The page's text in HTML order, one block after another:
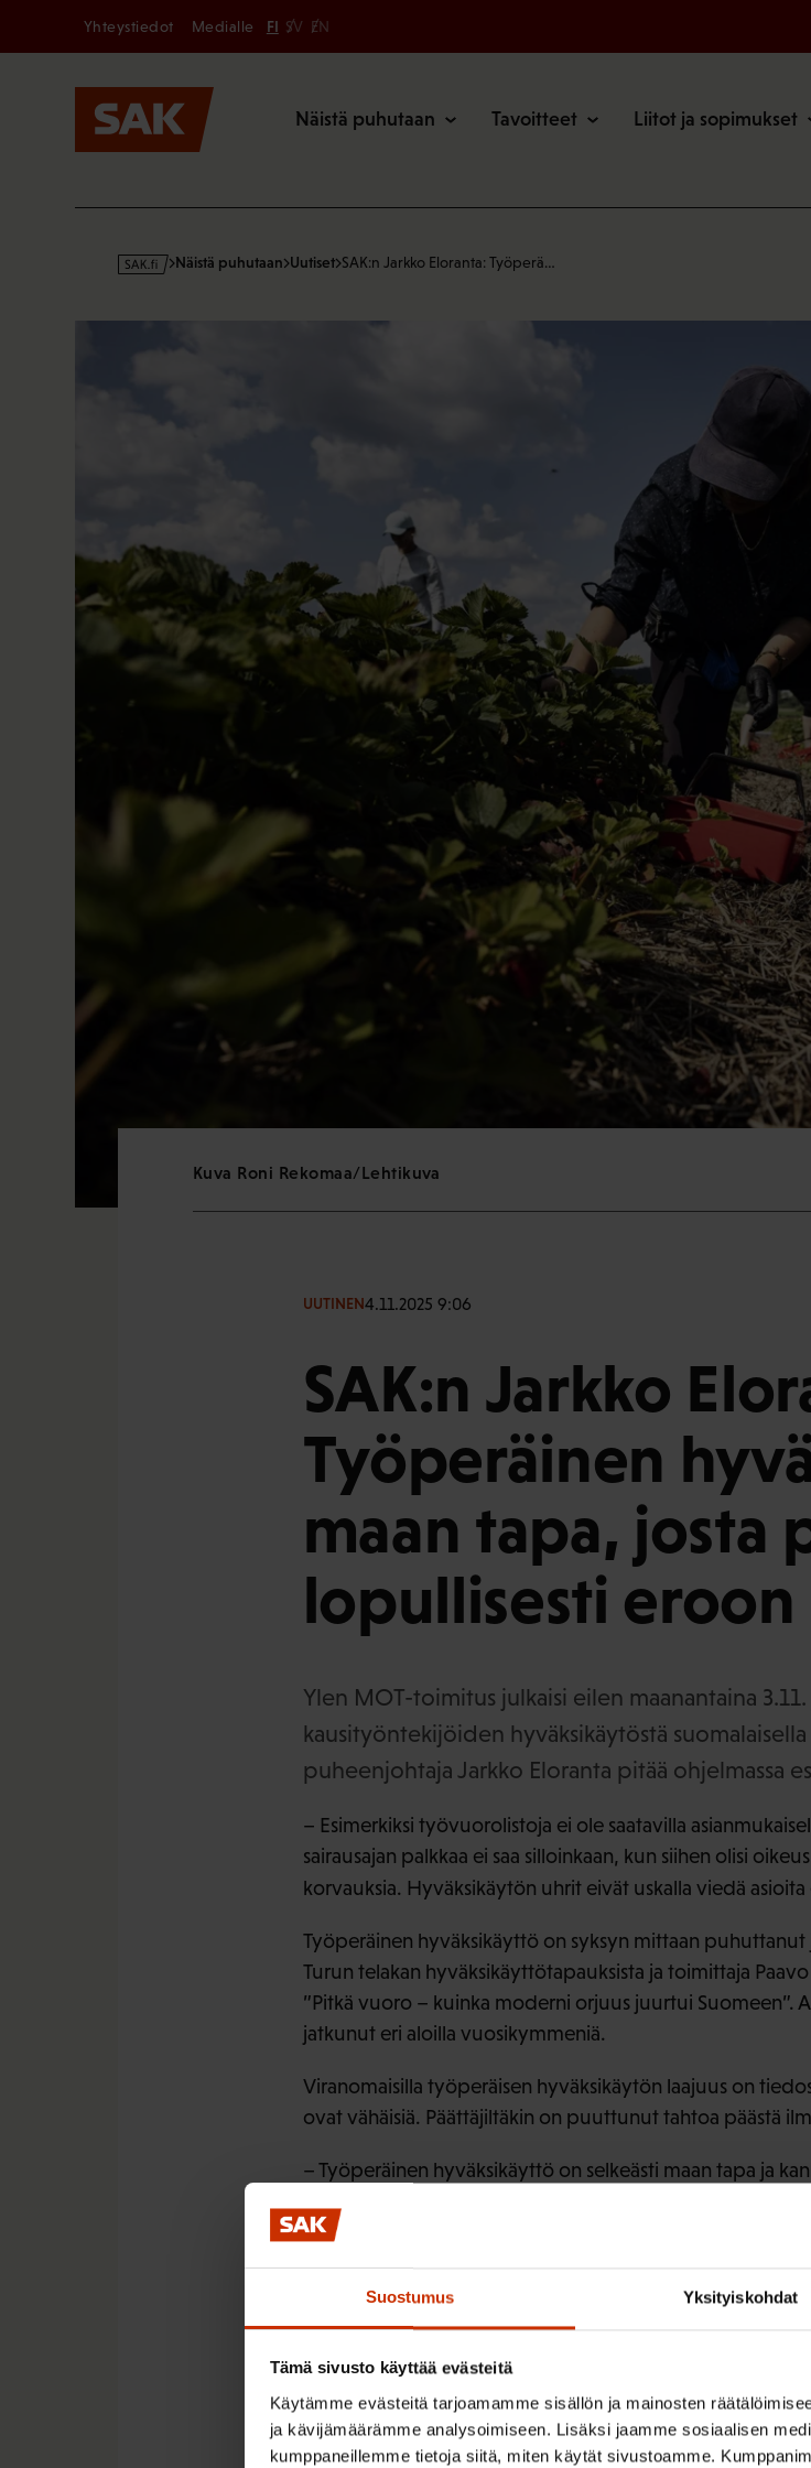
Suostumus Yksityiskohdat
Tämä sivusto käyttää evästeitä
Käytämme evästeitä tarjoamamme sisällön ja mainosten
ja kävijämäärämme analysoimiseen. Lisäksi jaamme sosiaalisen
kumppaneillemme tietoja siitä, miten käytät sivustoamme.
Secondary
Yhteystiedot Medialle FI SV EN
Näistä puhutaan Tavoitteet Liitot ja sopimukset
s
Näistä puhutaan Uutiset SAK:n Jarkko Eloranta: Työperä…
Kuva Roni Rekomaa/Lehtikuva
UUTINEN4.11.2025 9:06
SAK:n Jarkko
Työperäinen
maan tapa, josta
lopullisesti eroon
Ylen MOT-toimitus julkaisi eilen maanantaina
kausityöntekijöiden hyväksikäytöstä
puheenjohtaja Jarkko Eloranta pitää ohjelmassa
– Esimerkiksi työvuorolistoja ei ole saatavilla
sairausajan palkkaa ei saa silloinkaan, kun siihen olisi
korvauksia. Hyväksikäytön uhrit eivät uskalla viedä
Työperäinen hyväksikäyttö on syksyn mittaan puhuttanut
Turun telakan hyväksikäyttötapauksista ja toimittaja
”Pitkä vuoro – kuinka moderni orjuus juurtui Suomeen”.
jatkunut eri aloilla vuosikymmeniä.
Viranomaisilla työperäisen hyväksikäytön laajuus on
ovat vähäisiä. Päättäjiltäkin on puuttunut tahtoa päästä
– Työperäinen hyväksikäyttö on selkeästi maan tapa ja
– Esimerkiksi alipalkkauksen kriminalisointi,
laajentaminen koko alihankintaketjuun sekä hankintalain
helppoja toimenpiteitä, eivätkä ne maksaisi valtiolle
Mikäli Orpon-Purran hallitukselle kustannusneutraalit